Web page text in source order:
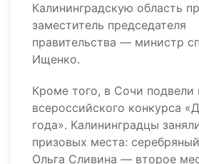
Калининградскую область
заместитель председателя
правительства — министр
Ищенко.
Кроме того, в Сочи подвели
всероссийского конкурса
года». Калининградцы
призовых места:
Ольга Сливина — второе